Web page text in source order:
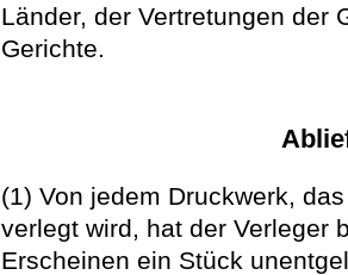
Länder, der Vertretungen der
Gerichte.
(1) Von jedem Druckwerk,
verlegt wird, hat der Verleger
Erscheinen ein Stück